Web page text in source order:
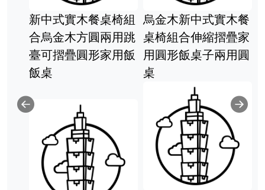
新中式實木餐桌椅組
合烏金木方圓兩用跳
臺可摺疊圓形家用飯
飯桌
烏金木新中式實木餐
桌椅組合伸縮摺疊家
用圓形飯桌子兩用圓
桌
Previous